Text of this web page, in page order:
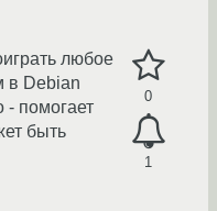
0
1
любое
в Debian
- помогает
быть